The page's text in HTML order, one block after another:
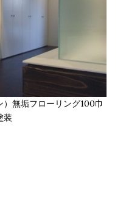
無垢フローリング100巾
装